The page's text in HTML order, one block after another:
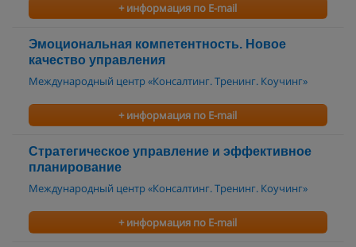
+ информация по E-mail
Эмоциональная компетентность. Новое
качество управления
Международный центр «Консалтинг. Тренинг. Коучинг»
+ информация по E-mail
Стратегическое управление и эффективное
планирование
Международный центр «Консалтинг. Тренинг. Коучинг»
+ информация по E-mail